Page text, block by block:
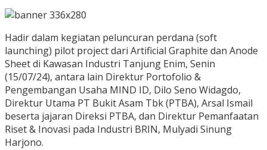
Hadir dalam kegiatan peluncuran perdana (soft
launching) pilot project dari Artificial Graphite dan Anode
Sheet di Kawasan Industri Tanjung Enim, Senin
(15/07/24), antara lain Direktur Portofolio &
Pengembangan Usaha MIND ID, Dilo Seno Widagdo,
Direktur Utama PT Bukit Asam Tbk (PTBA), Arsal Ismail
beserta jajaran Direksi PTBA, dan Direktur Pemanfaatan
Riset & Inovasi pada Industri BRIN, Mulyadi Sinung
Harjono.